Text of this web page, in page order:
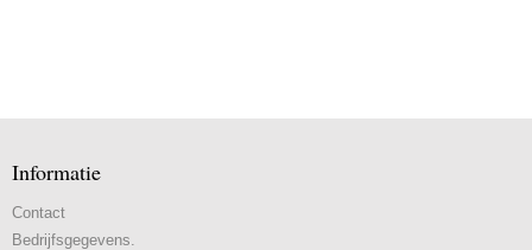
Informatie
Contact
Bedrijfsgegevens.